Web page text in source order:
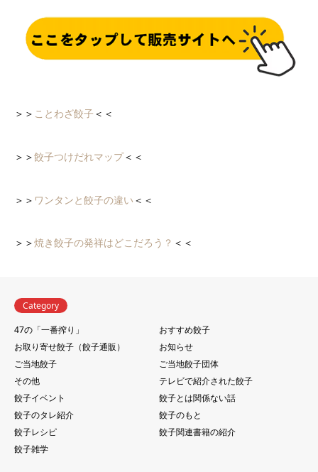
＞＞ ことわざ餃子 ＜＜
＞＞餃子つけだれマップ＜＜
＞＞ ワンタンと餃子の違い ＜＜
＞＞焼き餃子の発祥はどこだろう？ ＜＜
Category
47の「一番搾り」
おすすめ餃子
お取り寄せ餃子（餃子通販）
お知らせ
ご当地餃子
ご当地餃子団体
その他
テレビで紹介された餃子
餃子イベント
餃子とは関係ない話
餃子のタレ紹介
餃子のもと
餃子レシピ
餃子関連書籍の紹介
餃子雑学